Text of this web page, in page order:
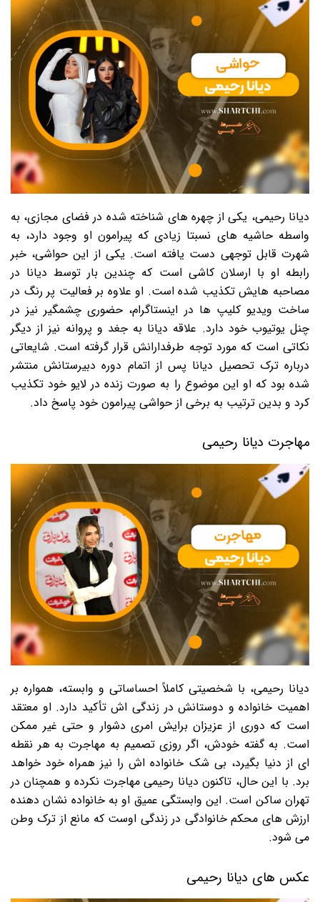
دیانا رحیمی، یکی از چهره های شناخته شده در فضای مجازی، به
واسطه حاشیه های نسبتا زیادی که پیرامون او وجود دارد، به
شهرت قابل توجهی دست یافته است. یکی از این حواشی، خبر
رابطه او با ارسلان کاشی است که چندین بار توسط دیانا در
مصاحبه هایش تکذیب شده است. او علاوه بر فعالیت پر رنگ در
ساخت ویدیو کلیپ ها در اینستاگرام، حضوری چشمگیر نیز در
چنل یوتیوب خود دارد. علاقه دیانا به جغد و پروانه نیز از دیگر
نکاتی است که مورد توجه طرفدارانش قرار گرفته است. شایعاتی
درباره ترک تحصیل دیانا پس از اتمام دوره دبیرستانش منتشر
شده بود که او این موضوع را به صورت زنده در لایو خود تکذیب
کرد و بدین ترتیب به برخی از حواشی پیرامون خود پاسخ داد.
مهاجرت دیانا رحیمی
دیانا رحیمی، با شخصیتی کاملاً احساساتی و وابسته، همواره بر
اهمیت خانواده و دوستانش در زندگی اش تأکید دارد. او معتقد
است که دوری از عزیزان برایش امری دشوار و حتی غیر ممکن
است. به گفته خودش، اگر روزی تصمیم به مهاجرت به هر نقطه
ای از دنیا بگیرد، بی شک خانواده اش را نیز همراه خود خواهد
برد. با این حال، تاکنون دیانا رحیمی مهاجرت نکرده و همچنان در
تهران ساکن است. این وابستگی عمیق او به خانواده نشان دهنده
ارزش های محکم خانوادگی در زندگی اوست که مانع از ترک وطن
می شود.
عکس های دیانا رحیمی